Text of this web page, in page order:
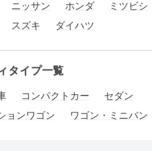
ニッサン ホンダ
ミツビシ
スズキ ダイハツ
タイプ一覧
コンパクトカー
セダン
ョンワゴン
ワゴン・ミニバン